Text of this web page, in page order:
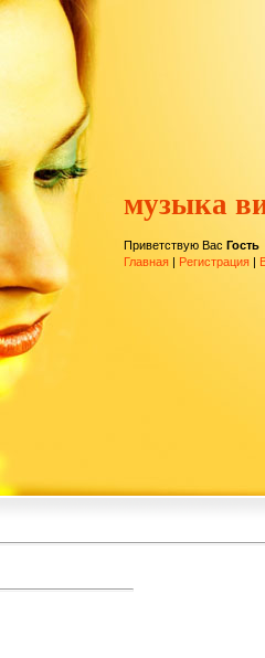
музыка
Приветствую Вас Гость
Главная | Регистрация |